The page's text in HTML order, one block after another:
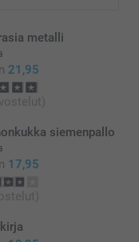
metalli
21,95
siemenpallo
17,95